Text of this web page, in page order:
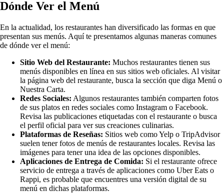
Dónde Ver el Menú
En la actualidad, los restaurantes han diversificado las formas en que
presentan sus menús. Aquí te presentamos algunas maneras comunes
de dónde ver el menú:
Sitio Web del Restaurante: Muchos restaurantes tienen sus
menús disponibles en línea en sus sitios web oficiales. Al visitar
la página web del restaurante, busca la sección que diga Menú o
Nuestra Carta.
Redes Sociales: Algunos restaurantes también comparten fotos
de sus platos en redes sociales como Instagram o Facebook.
Revisa las publicaciones etiquetadas con el restaurante o busca
el perfil oficial para ver sus creaciones culinarias.
Plataformas de Reseñas: Sitios web como Yelp o TripAdvisor
suelen tener fotos de menús de restaurantes locales. Revisa las
imágenes para tener una idea de las opciones disponibles.
Aplicaciones de Entrega de Comida: Si el restaurante ofrece
servicio de entrega a través de aplicaciones como Uber Eats o
Rappi, es probable que encuentres una versión digital de su
menú en dichas plataformas.